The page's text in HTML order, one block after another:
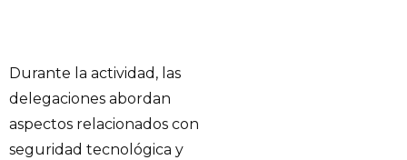
Durante la actividad, las
delegaciones abordan
aspectos relacionados con
seguridad tecnológica y